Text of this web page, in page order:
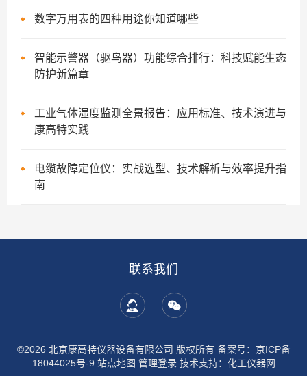
数字万用表的四种用途你知道哪些
智能示警器（驱鸟器）功能综合排行：科技赋能生态
防护新篇章
工业气体湿度监测全景报告：应用标准、技术演进与
康高特实践
电缆故障定位仪：实战选型、技术解析与效率提升指
南
联系我们
©2026 北京康高特仪器设备有限公司 版权所有 备案号：京ICP备
18044025号-9 站点地图 管理登录技术支持： 化工仪器网